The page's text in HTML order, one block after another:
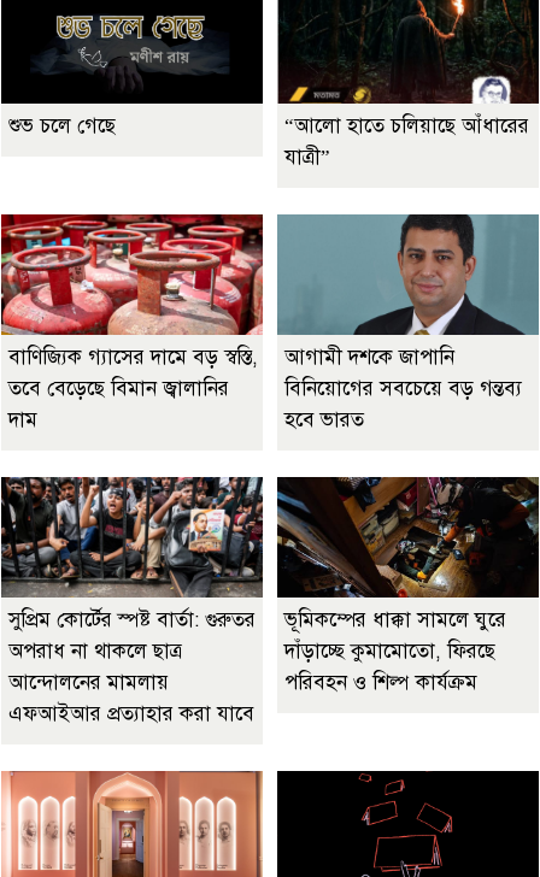
শুভ চলে গেছে
“আলো হাতে চলিয়াছে আঁধারের
যাত্রী”
বাণিজ্যিক গ্যাসের দামে বড় স্বস্তি,
তবে বেড়েছে বিমান জ্বালানির
দাম
আগামী দশকে জাপানি
বিনিয়োগের সবচেয়ে বড় গন্তব্য
হবে ভারত
সুপ্রিম কোর্টের স্পষ্ট বার্তা: গুরুতর
অপরাধ না থাকলে ছাত্র
আন্দোলনের মামলায়
এফআইআর প্রত্যাহার করা যাবে
ভূমিকম্পের ধাক্কা সামলে ঘুরে
দাঁড়াচ্ছে কুমামোতো, ফিরছে
পরিবহন ও শিল্প কার্যক্রম